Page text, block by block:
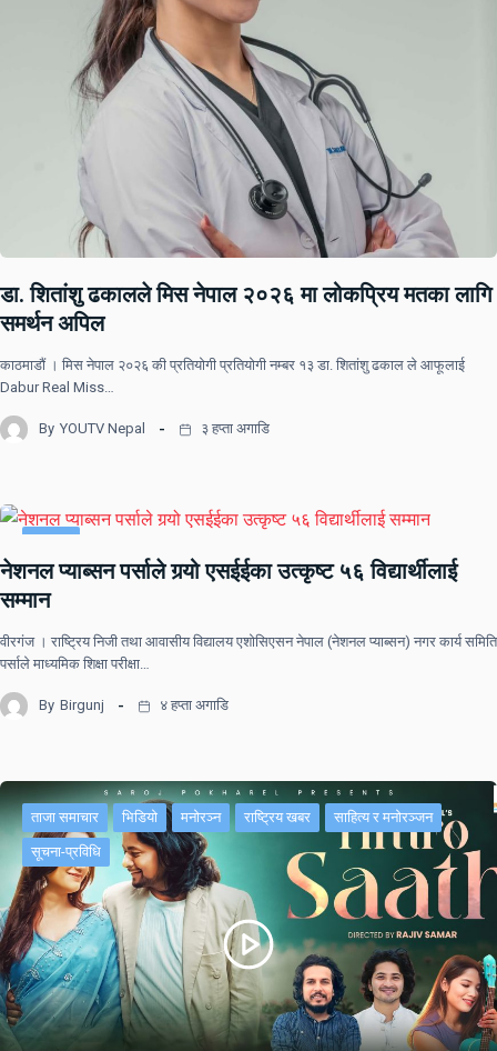
डा. शितांशु ढकालले मिस नेपाल २०२६ मा लोकप्रिय मतका लागि
समर्थन अपिल
काठमाडौं । मिस नेपाल २०२६ की प्रतियोगी प्रतियोगी नम्बर १३ डा. शितांशु ढकाल ले आफूलाई
Dabur Real Miss…
By YOUTV Nepal ३ हप्ता अगाडि
नेशनल प्याब्सन पर्साले गर्‍यो एसईईका उत्कृष्ट ५६ विद्यार्थीलाई
सम्मान
वीरगंज । राष्ट्रिय निजी तथा आवासीय विद्यालय एशोसिएसन नेपाल (नेशनल प्याब्सन) नगर कार्य समिति
पर्साले माध्यमिक शिक्षा परीक्षा…
By Birgunj ४ हप्ता अगाडि
ताजा समाचार भिडियो मनोरञ्न राष्ट्रिय खबर साहित्य र मनोरञ्जन
सूचना-प्रविधि